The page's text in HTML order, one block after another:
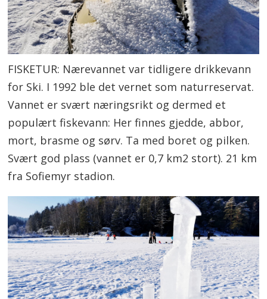
FISKETUR: Nærevannet var tidligere drikkevann
for Ski. I 1992 ble det vernet som naturreservat.
Vannet er svært næringsrikt og dermed et
populært fiskevann: Her finnes gjedde, abbor,
mort, brasme og sørv. Ta med boret og pilken.
Svært god plass (vannet er 0,7 km2 stort). 21 km
fra Sofiemyr stadion.